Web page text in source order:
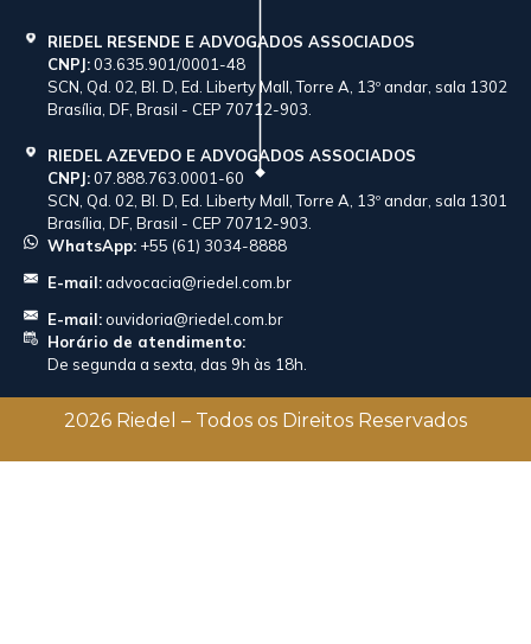
RIEDEL RESENDE E ADVOGADOS ASSOCIADOS
CNPJ:03.635.901/0001-48
SCN, Qd. 02, Bl. D, Ed. Liberty Mall, Torre A, 13º andar, sala 1302
Brasília, DF, Brasil - CEP 70712-903.
RIEDEL AZEVEDO E ADVOGADOS ASSOCIADOS
CNPJ:07.888.763.0001-60
SCN, Qd. 02, Bl. D, Ed. Liberty Mall, Torre A, 13º andar, sala 1301
Brasília, DF, Brasil - CEP 70712-903.
WhatsApp: +55 (61) 3034-8888
E-mail:advocacia@riedel.com.br
E-mail:ouvidoria@riedel.com.br
Horário de atendimento:
De segunda a sexta, das 9h às 18h.
2026 Riedel – Todos os Direitos Reservados